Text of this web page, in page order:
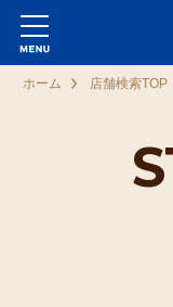
ホーム 店舗検索TOP